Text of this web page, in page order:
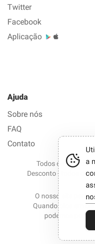
Twitter
Facebook
Aplicação
Ajuda
Sobre nós
FAQ
Contato
Todos os direitos
Desconto - todos os
O nosso site
Quando clica em
podemos por
a